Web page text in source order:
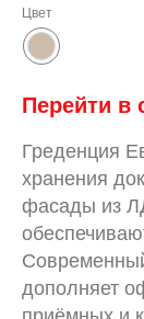
Цвет
Перейти в
Греденция
хранения
фасады из
дополняет